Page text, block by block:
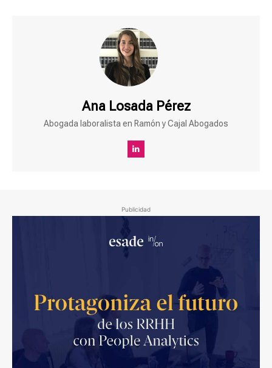
Ana Losada Pérez
Abogada laboralista en Ramón y Cajal Abogados
Publicidad